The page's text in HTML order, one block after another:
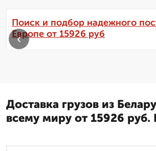
Поиск и подбор надежного
Европе от 15926 руб
‹
Доставка грузов из
всему миру от 15926